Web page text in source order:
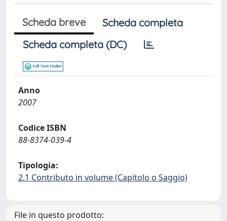
Scheda breve
Scheda completa
Scheda completa (DC)
Anno
2007
Codice ISBN
88-8374-039-4
Tipologia:
2.1 Contributo in volume (Capitolo o Saggio)
File in questo prodotto: